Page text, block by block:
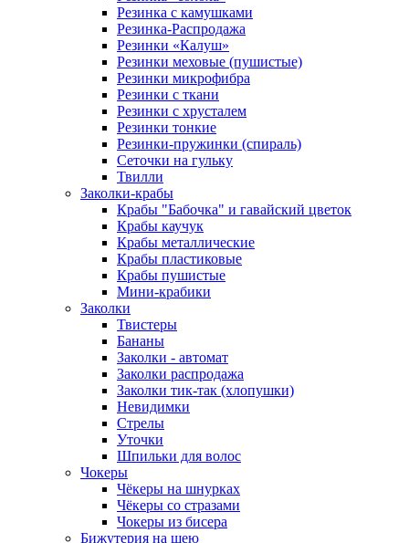
Резинка с камушками
Резинка-Распродажа
Резинки «Калуш»
Резинки меховые (пушистые)
Резинки микрофибра
Резинки с ткани
Резинки с хрусталем
Резинки тонкие
Резинки-пружинки (спираль)
Сеточки на гульку
Твилли
Заколки-крабы
Крабы "Бабочка" и гавайский цветок
Крабы каучук
Крабы металлические
Крабы пластиковые
Крабы пушистые
Мини-крабики
Заколки
Твистеры
Бананы
Заколки - автомат
Заколки распродажа
Заколки тик-так (хлопушки)
Невидимки
Стрелы
Уточки
Шпильки для волос
Чокеры
Чёкеры на шнурках
Чёкеры со стразами
Чокеры из бисера
Бижутерия на шею